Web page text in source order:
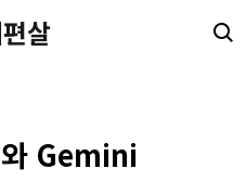
살
Gemini